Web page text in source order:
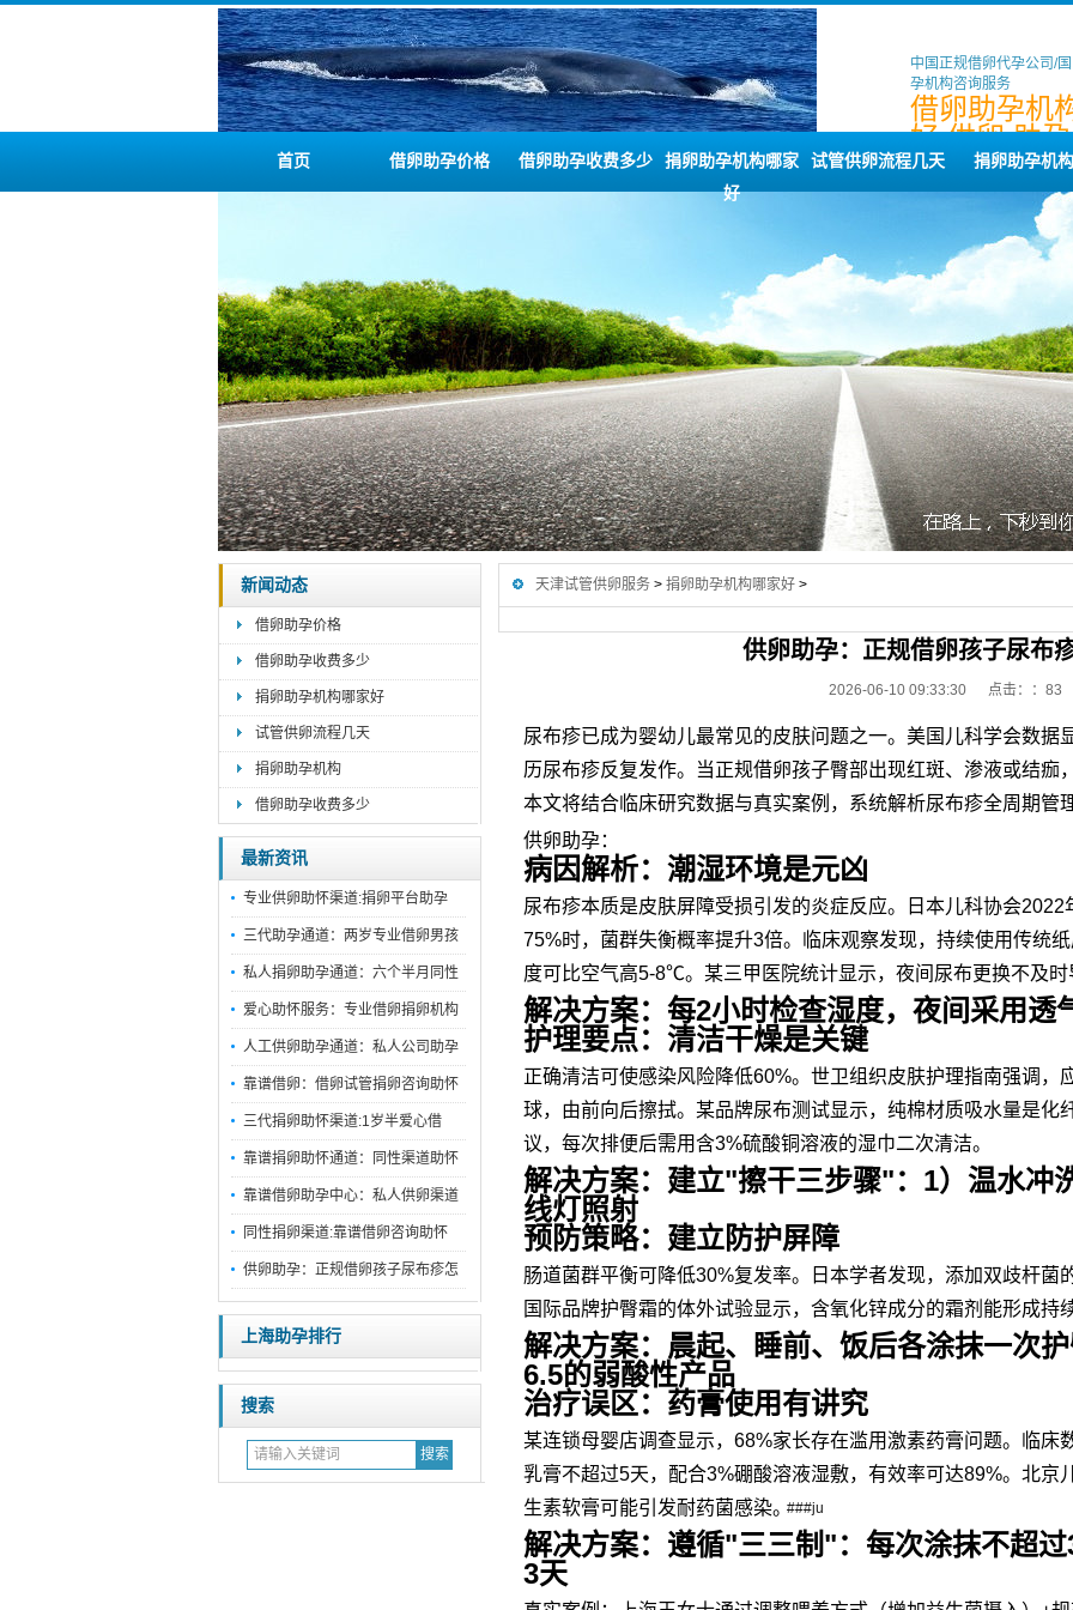
中国正规借卵代孕公司/
孕机构咨询服务
借卵助孕机
好,供卵,助
借卵,孩子
首页 借卵助孕价格 借卵助孕收费多少
捐卵助孕机构哪家
好
试管供卵流程几天 捐卵助孕机构
新闻动态
借卵助孕价格
借卵助孕收费多少
捐卵助孕机构哪家好
试管供卵流程几天
捐卵助孕机构
借卵助孕收费多少
最新资讯
专业供卵助怀渠道:捐卵平台助孕
三代助孕通道：两岁专业借卵男孩
私人捐卵助孕通道：六个半月同性
爱心助怀服务：专业借卵捐卵机构
人工供卵助孕通道：私人公司助孕
靠谱借卵：借卵试管捐卵咨询助怀
三代捐卵助怀渠道:1岁半爱心借
靠谱捐卵助怀通道：同性渠道助怀
靠谱借卵助孕中心：私人供卵渠道
同性捐卵渠道:靠谱借卵咨询助怀
供卵助孕：正规借卵孩子尿布疹怎
上海助孕排行
搜索
天津试管供卵服务 > 捐卵助孕机构哪家好 >
供卵助孕：正规借卵孩子尿布
2026-06-10 09:33:30 点击： ：83
尿布疹已成为婴幼儿最常见的皮肤问题之一。美国儿科学会数据
历尿布疹反复发作。当正规借卵孩子臀部出现红斑、渗液或结痂
本文将结合临床研究数据与真实案例，系统解析尿布疹全周期管
供卵助孕：
病因解析：潮湿环境是元凶
尿布疹本质是皮肤屏障受损引发的炎症反应。日本儿科协会
75%时，菌群失衡概率提升3倍。临床观察发现，持续使用传统
度可比空气高5-8℃。某三甲医院统计显示，夜间尿布更换不及
解决方案：每2小时检查湿度，夜间采用透
护理要点：清洁干燥是关键
正确清洁可使感染风险降低60%。世卫组织皮肤护理指南强调
球，由前向后擦拭。某品牌尿布测试显示，纯棉材质吸水量是化
议，每次排便后需用含3%硫酸铜溶液的湿巾二次清洁。
解决方案：建立"擦干三步骤"：1）温水冲
线灯照射
预防策略：建立防护屏障
肠道菌群平衡可降低30%复发率。日本学者发现，添加双歧杆菌
国际品牌护臀霜的体外试验显示，含氧化锌成分的霜剂能形成持
解决方案：晨起、睡前、饭后各涂抹一次
6.5的弱酸性产品
治疗误区：药膏使用有讲究
某连锁母婴店调查显示，68%家长存在滥用激素药膏问题。临床
乳膏不超过5天，配合3%硼酸溶液湿敷，有效率可达89%。北京
生素软膏可能引发耐药菌感染。
解决方案：遵循"三三制"：每次涂抹不超
3天
###ju